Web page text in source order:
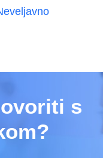
s